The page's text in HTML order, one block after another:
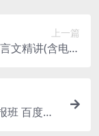
上一篇
文精讲(含电子
班 百度网